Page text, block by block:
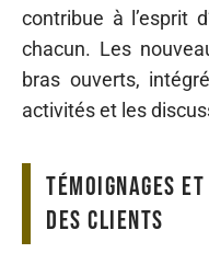
contribue à l’esprit
chacun. Les
bras ouverts,
activités et les
Témoignages
des clients